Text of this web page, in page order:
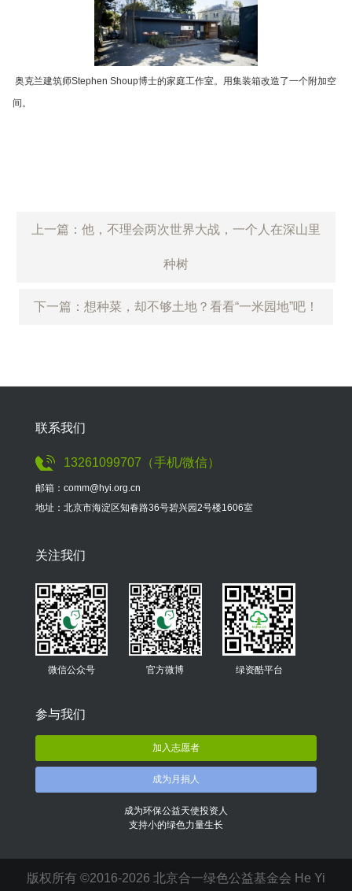
奥克兰建筑师Stephen Shoup博士的家庭工作室。用集装箱改造了一个附加空
间。
上一篇：他，不理会两次世界大战，一个人在深山里
种树
下一篇：想种菜，却不够土地？看看“一米园地”吧！
联系我们
13261099707（手机/微信）
邮箱：comm@hyi.org.cn
地址：北京市海淀区知春路36号碧兴园2号楼1606室
关注我们
微信公众号 官方微博 绿资酷平台
参与我们
加入志愿者
成为月捐人
成为环保公益天使投资人
支持小的绿色力量生长
版权所有 ©2016-2026 北京合一绿色公益基金会 He Yi